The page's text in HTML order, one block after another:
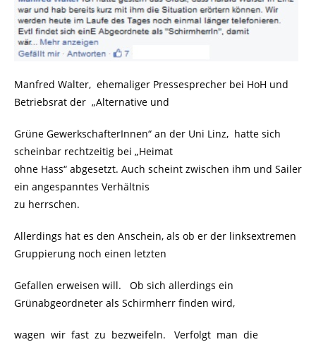
Manfred Walter, ehemaliger Pressesprecher bei HoH und
Betriebsrat der „Alternative und
Grüne GewerkschafterInnen“ an der Uni Linz, hatte sich
scheinbar rechtzeitig bei „Heimat
ohne Hass“ abgesetzt. Auch scheint zwischen ihm und Sailer
ein angespanntes Verhältnis
zu herrschen.
Allerdings hat es den Anschein, als ob er der linksextremen
Gruppierung noch einen letzten
Gefallen erweisen will. Ob sich allerdings ein
Grünabgeordneter als Schirmherr finden wird,
wagen wir fast zu bezweifeln. Verfolgt man die